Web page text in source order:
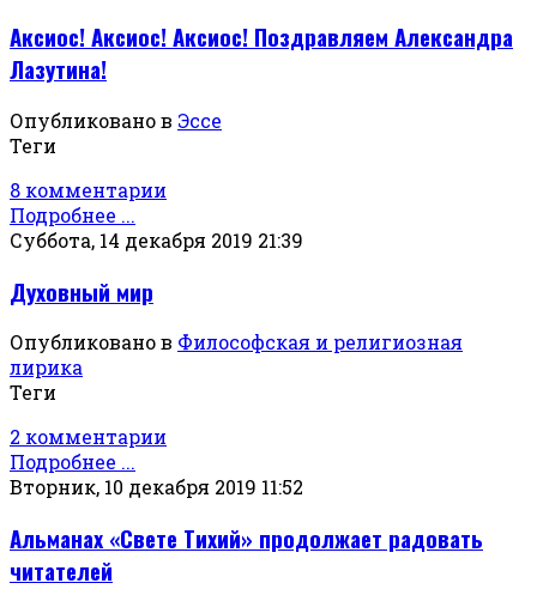
Аксиос! Аксиос! Аксиос! Поздравляем Александра
Лазутина!
Опубликовано в Эссе
Теги
8 комментарии
Подробнее ...
Суббота, 14 декабря 2019 21:39
Духовный мир
Опубликовано в Философская и религиозная
лирика
Теги
2 комментарии
Подробнее ...
Вторник, 10 декабря 2019 11:52
Альманах «Свете Тихий» продолжает радовать
читателей